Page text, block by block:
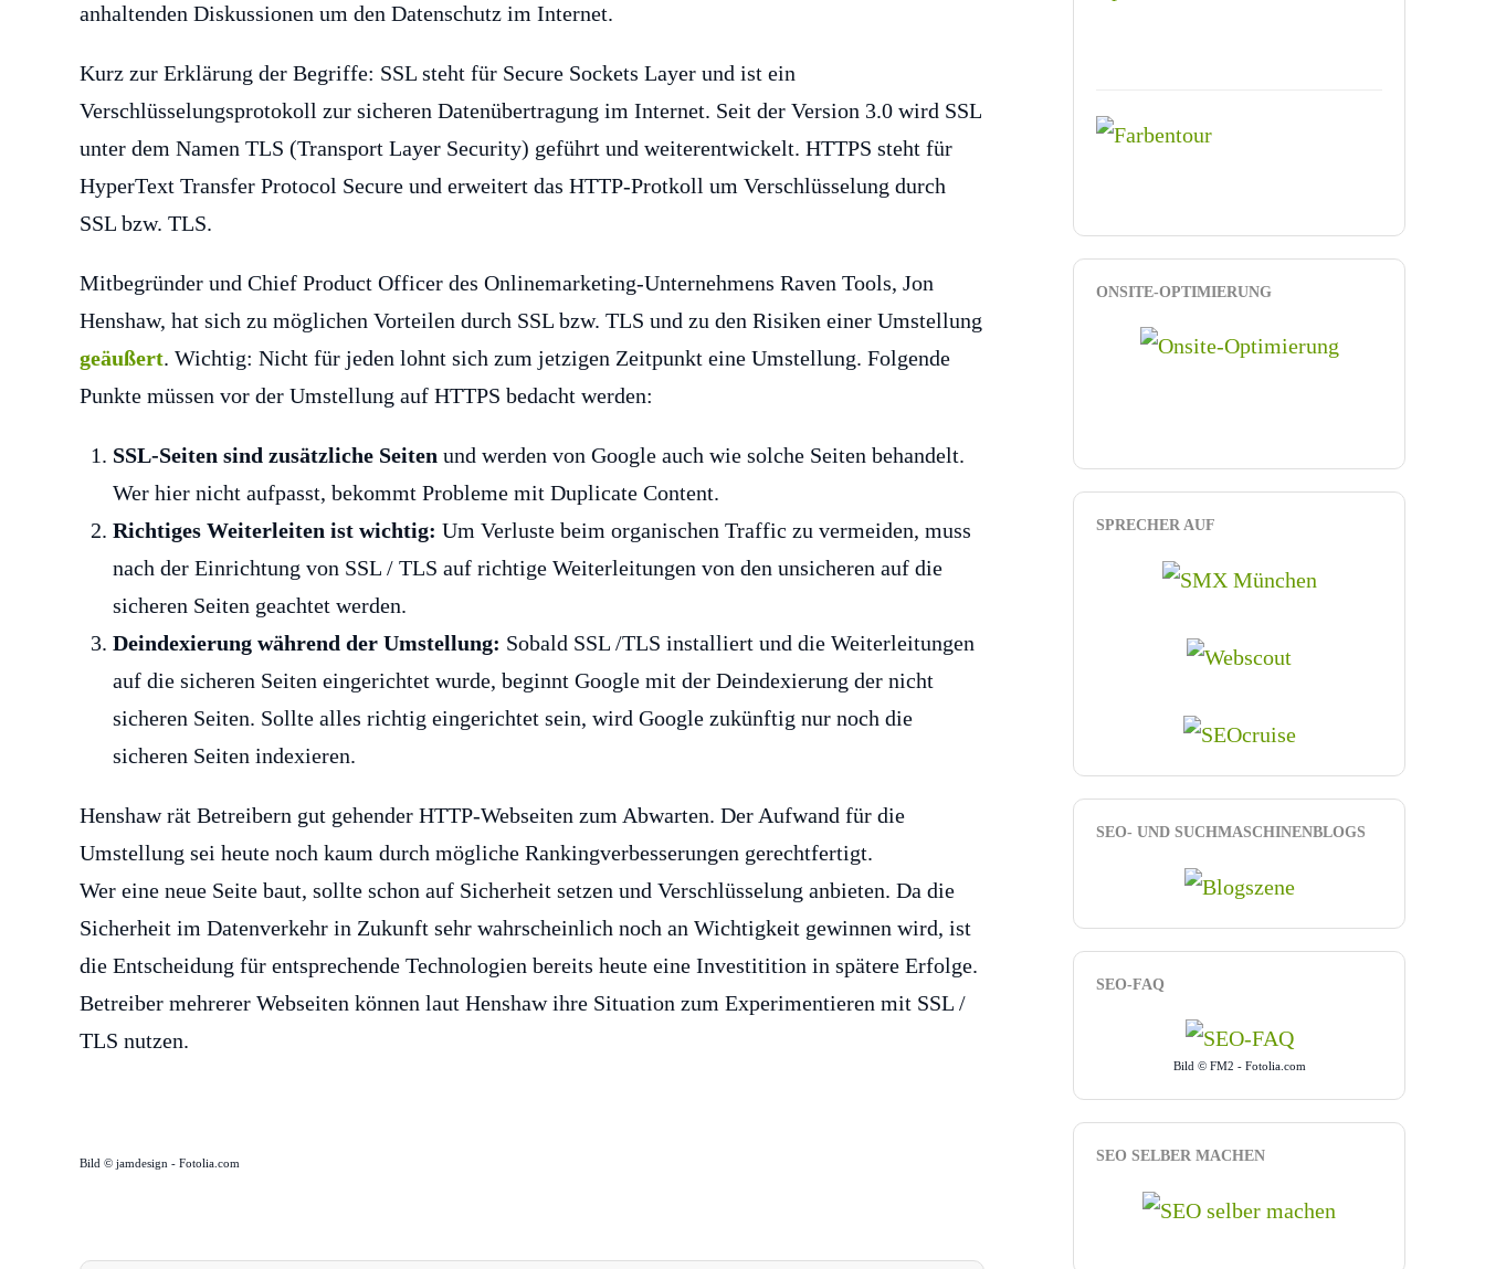
anhaltenden Diskussionen um den Datenschutz im Internet.
Kurz zur Erklärung der Begriffe: SSL steht für Secure Sockets Layer und ist ein
Verschlüsselungsprotokoll zur sicheren Datenübertragung im Internet. Seit der Version 3.0 wird SSL
unter dem Namen TLS (Transport Layer Security) geführt und weiterentwickelt. HTTPS steht für
HyperText Transfer Protocol Secure und erweitert das HTTP-Protkoll um Verschlüsselung durch
SSL bzw. TLS.
Mitbegründer und Chief Product Officer des Onlinemarketing-Unternehmens Raven Tools, Jon
Henshaw, hat sich zu möglichen Vorteilen durch SSL bzw. TLS und zu den Risiken einer Umstellung
geäußert. Wichtig: Nicht für jeden lohnt sich zum jetzigen Zeitpunkt eine Umstellung. Folgende
Punkte müssen vor der Umstellung auf HTTPS bedacht werden:
SSL-Seiten sind zusätzliche Seiten und werden von Google auch wie solche Seiten behandelt.
Wer hier nicht aufpasst, bekommt Probleme mit Duplicate Content.
Richtiges Weiterleiten ist wichtig: Um Verluste beim organischen Traffic zu vermeiden, muss
nach der Einrichtung von SSL / TLS auf richtige Weiterleitungen von den unsicheren auf die
sicheren Seiten geachtet werden.
Deindexierung während der Umstellung: Sobald SSL /TLS installiert und die Weiterleitungen
auf die sicheren Seiten eingerichtet wurde, beginnt Google mit der Deindexierung der nicht
sicheren Seiten. Sollte alles richtig eingerichtet sein, wird Google zukünftig nur noch die
sicheren Seiten indexieren.
Henshaw rät Betreibern gut gehender HTTP-Webseiten zum Abwarten. Der Aufwand für die
Umstellung sei heute noch kaum durch mögliche Rankingverbesserungen gerechtfertigt.
Wer eine neue Seite baut, sollte schon auf Sicherheit setzen und Verschlüsselung anbieten. Da die
Sicherheit im Datenverkehr in Zukunft sehr wahrscheinlich noch an Wichtigkeit gewinnen wird, ist
die Entscheidung für entsprechende Technologien bereits heute eine Investitition in spätere Erfolge.
Betreiber mehrerer Webseiten können laut Henshaw ihre Situation zum Experimentieren mit SSL /
TLS nutzen.
Bild © jamdesign - Fotolia.com
ONSITE-OPTIMIERUNG
SPRECHER AUF
SEO- UND SUCHMASCHINENBLOGS
SEO-FAQ
Bild © FM2 - Fotolia.com
SEO SELBER MACHEN